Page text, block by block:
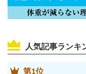
人気記事ランキ
第1位